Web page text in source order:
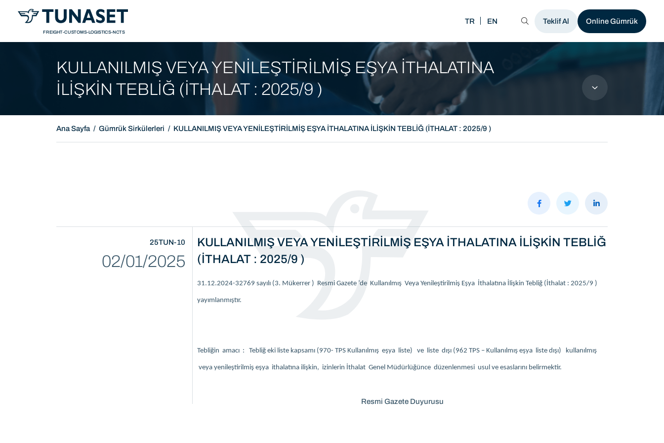
FREIGHT-CUSTOMS-LOGISTICS-NCTS
TR EN Teklif Al Online Gümrük
KULLANILMIŞ VEYA YENİLEŞTİRİLMİŞ EŞYA İTHALATINA
İLİŞKİN TEBLİĞ (İTHALAT : 2025/9 )
Ana Sayfa Gümrük Sirkülerleri KULLANILMIŞ VEYA YENİLEŞTİRİLMİŞ EŞYA İTHALATINA İLİŞKİN TEBLİĞ (İTHALAT : 2025/9 )
25TUN-10
02/01/2025
KULLANILMIŞ VEYA YENİLEŞTİRİLMİŞ EŞYA İTHALATINA İLİŞKİN TEBLİĞ
(İTHALAT : 2025/9 )
31.12.2024-32769 sayılı (3. Mükerrer ) Resmi Gazete ’de Kullanılmış Veya Yenileştirilmiş Eşya İthalatına İlişkin Tebliğ (İthalat : 2025/9 )
yayımlanmıştır.
Tebliğin amacı : Tebliğ eki liste kapsamı (970- TPS Kullanılmış eşya liste) ve liste dışı (962 TPS – Kullanılmış eşya liste dışı) kullanılmış
veya yenileştirilmiş eşya ithalatına ilişkin, izinlerin İthalat Genel Müdürlüğünce düzenlenmesi usul ve esaslarını belirmektir.
Resmi Gazete Duyurusu